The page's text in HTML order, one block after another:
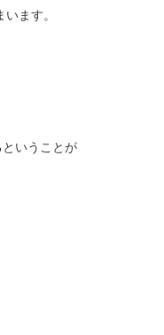
ます。
いうことが